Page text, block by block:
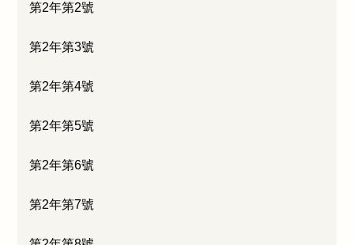
第2年第2號
第2年第3號
第2年第4號
第2年第5號
第2年第6號
第2年第7號